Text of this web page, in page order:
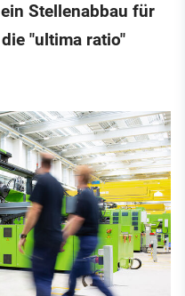
Stellenabbau für
"ultima ratio"